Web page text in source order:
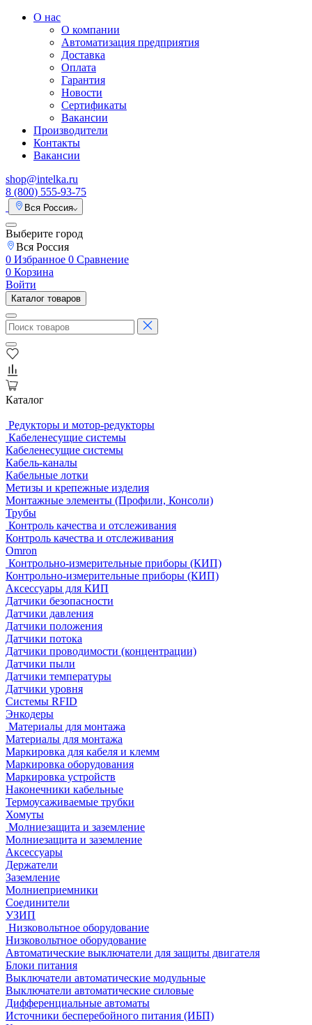
О нас
О компании
Автоматизация предприятия
Доставка
Оплата
Гарантия
Новости
Сертификаты
Вакансии
Производители
Контакты
Вакансии
shop@intelka.ru
8 (800) 555-93-75
Вся Россия
Выберите город
Вся Россия
0 Избранное 0 Сравнение
0 Корзина
Войти
Каталог товаров
Каталог
Редукторы и мотор-редукторы
Кабеленесущие системы
Кабеленесущие системы
Кабель-каналы
Кабельные лотки
Метизы и крепежные изделия
Монтажные элементы (Профили, Консоли)
Трубы
Контроль качества и отслеживания
Контроль качества и отслеживания
Omron
Контрольно-измерительные приборы (КИП)
Контрольно-измерительные приборы (КИП)
Аксессуары для КИП
Датчики безопасности
Датчики давления
Датчики положения
Датчики потока
Датчики проводимости (концентрации)
Датчики пыли
Датчики температуры
Датчики уровня
Системы RFID
Энкодеры
Материалы для монтажа
Материалы для монтажа
Маркировка для кабеля и клемм
Маркировка оборудования
Маркировка устройств
Наконечники кабельные
Термоусаживаемые трубки
Хомуты
Молниезащита и заземление
Молниезащита и заземление
Аксессуары
Держатели
Заземление
Молниеприемники
Соединители
УЗИП
Низковольтное оборудование
Низковольтное оборудование
Автоматические выключатели для защиты двигателя
Блоки питания
Выключатели автоматические модульные
Выключатели автоматические силовые
Дифференциальные автоматы
Источники бесперебойного питания (ИБП)